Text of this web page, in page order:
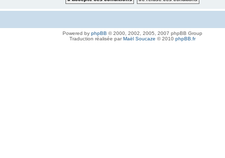
Powered by phpBB © 2000, 2002, 2005, 2007 phpBB Group
Traduction réalisée parMaël Soucaze © 2010 phpBB.fr